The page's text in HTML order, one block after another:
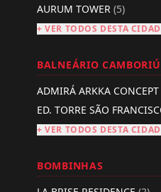
AURUM TOWER (5)
+ VER TODOS DESTA
BALNEÁRIO CAMBORIÚ
ADMIRÁ ARKKA CONCEPT
ED. TORRE SÃO
+ VER TODOS DESTA
BOMBINHAS